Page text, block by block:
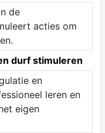
de
acties om
durf stimuleren
en
leren en
eigen